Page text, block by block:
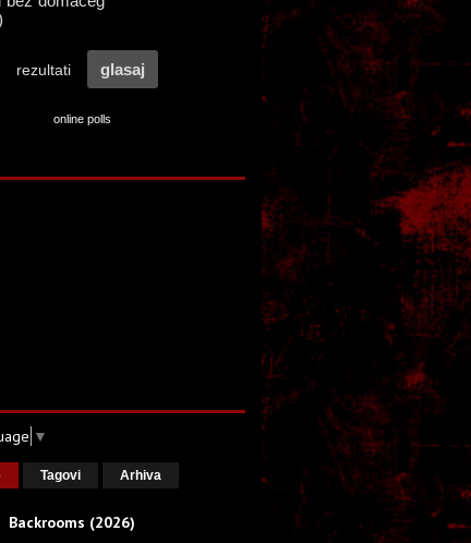
online polls
▼
Tagovi Arhiva
Backrooms (2026)